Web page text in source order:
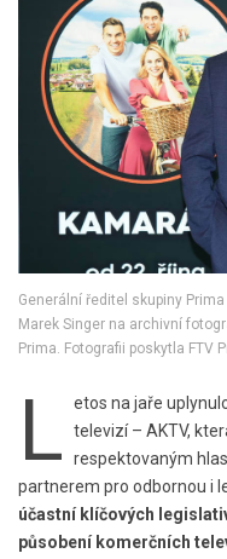
Generální ředitel skupiny
Marek Singer na archivní
Prima. Fotografii poskytla FTV
L
etos na jaře
televizí – AKTV,
respektovaným
partnerem pro odbornou i
účastní klíčových
působení komerčních